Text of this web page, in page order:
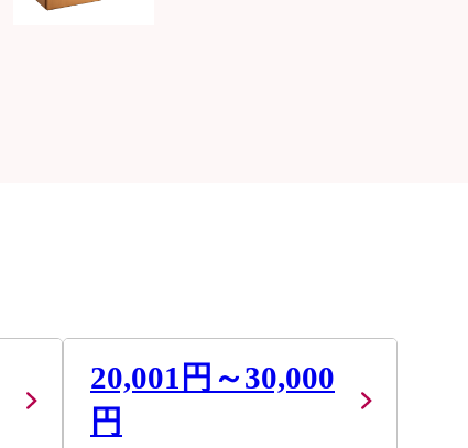
20,001円～30,000
円